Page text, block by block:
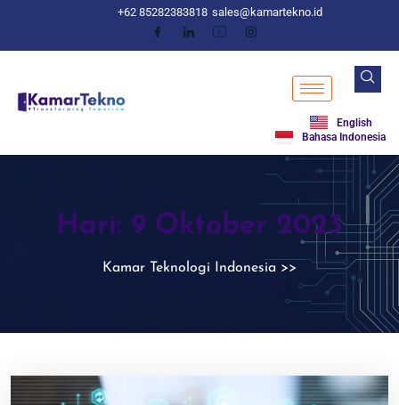
+62 85282383818 sales@kamartekno.id
English
Bahasa Indonesia
Hari: 9 Oktober 2023
Kamar Teknologi Indonesia >>